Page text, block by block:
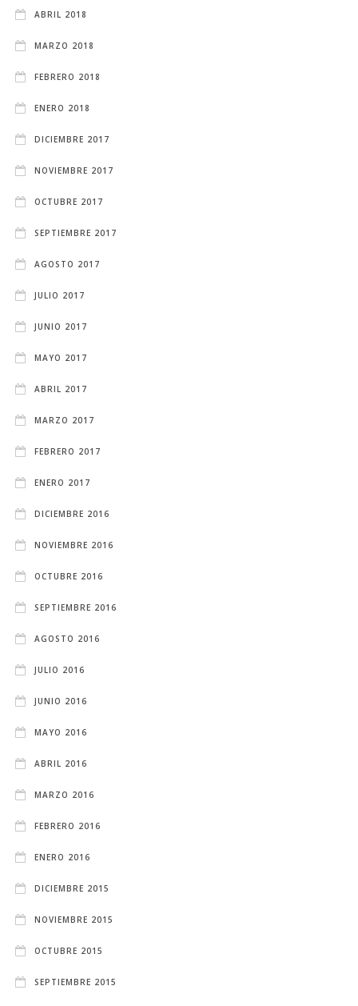
ABRIL 2018
MARZO 2018
FEBRERO 2018
ENERO 2018
DICIEMBRE 2017
NOVIEMBRE 2017
OCTUBRE 2017
SEPTIEMBRE 2017
AGOSTO 2017
JULIO 2017
JUNIO 2017
MAYO 2017
ABRIL 2017
MARZO 2017
FEBRERO 2017
ENERO 2017
DICIEMBRE 2016
NOVIEMBRE 2016
OCTUBRE 2016
SEPTIEMBRE 2016
AGOSTO 2016
JULIO 2016
JUNIO 2016
MAYO 2016
ABRIL 2016
MARZO 2016
FEBRERO 2016
ENERO 2016
DICIEMBRE 2015
NOVIEMBRE 2015
OCTUBRE 2015
SEPTIEMBRE 2015